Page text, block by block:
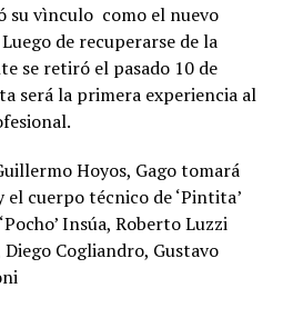
su vìnculo como el nuevo
de recuperarse de la
se retiró el pasado 10 de
será la primera experiencia al
Hoyos, Gago tomará
cuerpo técnico de ‘Pintita’
Insúa, Roberto Luzzi
Cogliandro, Gustavo